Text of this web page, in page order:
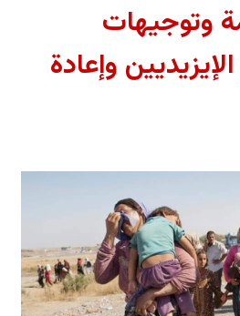
وتوجيهات
وإعادة